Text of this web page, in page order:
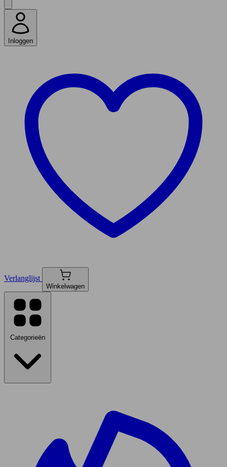
Inloggen
Verlanglijst
Winkelwagen
Categorieën